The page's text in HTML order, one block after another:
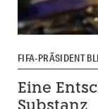
FIFA-PRÄSIDENT
Eine